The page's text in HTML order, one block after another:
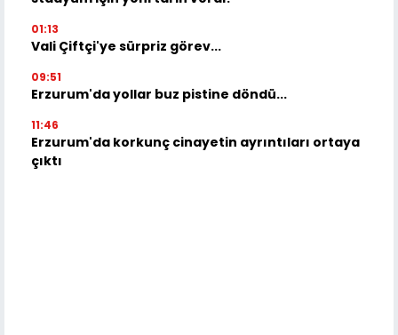
01:13
Vali Çiftçi'ye sürpriz görev...
09:51
Erzurum'da yollar buz pistine döndü...
11:46
Erzurum'da korkunç cinayetin ayrıntıları ortaya
çıktı